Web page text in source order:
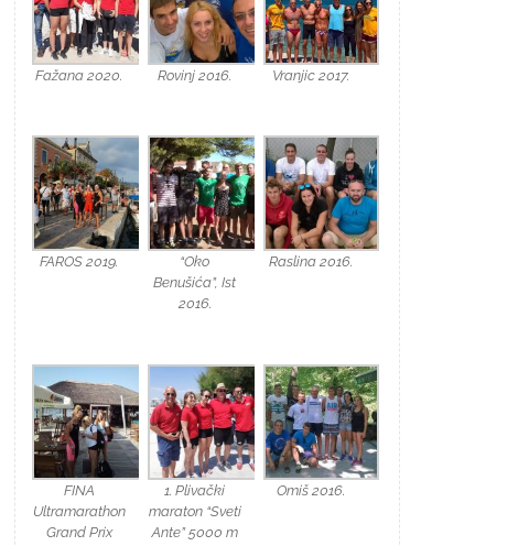
Fažana 2020. Rovinj 2016. Vranjic 2017.
FAROS 2019.
“Oko
Benušića”, Ist
2016.
Raslina 2016.
FINA
Ultramarathon
Grand Prix
1. Plivački
maraton “Sveti
Ante” 5000 m
Omiš 2016.